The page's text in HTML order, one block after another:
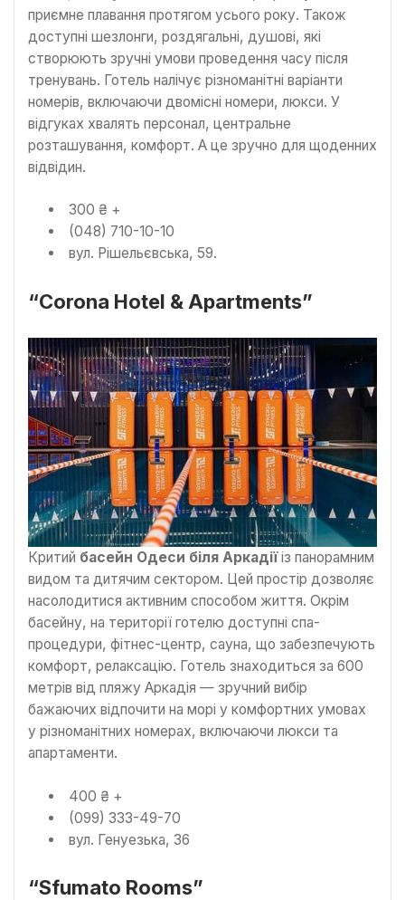
приємне плавання протягом усього року. Також
доступні шезлонги, роздягальні, душові, які
створюють зручні умови проведення часу після
тренувань. Готель налічує різноманітні варіанти
номерів, включаючи двомісні номери, люкси. У
відгуках хвалять персонал, центральне
розташування, комфорт. А це зручно для щоденних
відвідин.
300 ₴ +
(048) 710-10-10
вул. Рішельєвська, 59.
“Corona Hotel & Apartments”
Критий басейн Одеси біля Аркадіїіз панорамним
видом та дитячим сектором. Цей простір дозволяє
насолодитися активним способом життя. Окрім
басейну, на території готелю доступні спа-
процедури, фітнес-центр, сауна, що забезпечують
комфорт, релаксацію. Готель знаходиться за 600
метрів від пляжу Аркадія — зручний вибір
бажаючих відпочити на морі у комфортних умовах
у різноманітних номерах, включаючи люкси та
апартаменти.
400 ₴ +
(099) 333-49-70
вул. Генуезька, 36
“Sfumato Rooms”